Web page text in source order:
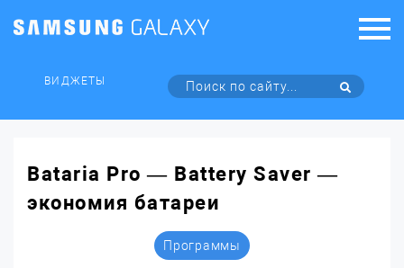
ВИДЖЕТЫ
Bataria Pro — Battery Saver —
экономия батареи
Программы